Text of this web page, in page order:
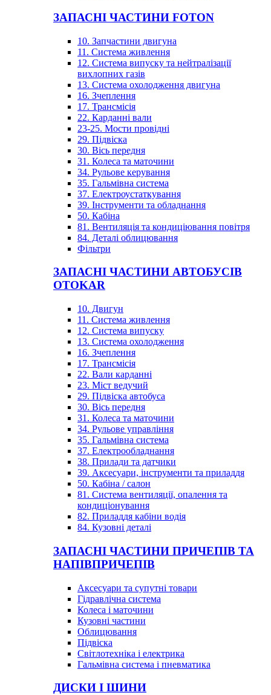
ЗАПАСНІ ЧАСТИНИ FOTON
10. Запчастини двигуна
11. Система живлення
12. Система випуску та нейтралізації
вихлопних газів
13. Система охолодження двигуна
16. Зчеплення
17. Трансмісія
22. Карданні вали
23-25. Мости провідні
29. Підвіска
30. Вісь передня
31. Колеса та маточини
34. Рульове керування
35. Гальмівна система
37. Електроустаткування
39. Інструменти та обладнання
50. Кабіна
81. Вентиляція та кондиціювання повітря
84. Деталі облицювання
Фільтри
ЗАПАСНІ ЧАСТИНИ АВТОБУСІВ
OTOKAR
10. Двигун
11. Система живлення
12. Система випуску
13. Система охолодження
16. Зчеплення
17. Трансмісія
22. Вали карданні
23. Міст ведучий
29. Підвіска автобуса
30. Вісь передня
31. Колеса та маточини
34. Рульове управління
35. Гальмівна система
37. Електрообладнання
38. Прилади та датчики
39. Аксесуари, інструменти та приладдя
50. Кабіна / салон
81. Система вентиляції, опалення та
кондиціонування
82. Приладдя кабіни водія
84. Кузовні деталі
ЗАПАСНІ ЧАСТИНИ ПРИЧЕПІВ ТА
НАПІВПРИЧЕПІВ
Аксесуари та супутні товари
Гідравлічна система
Колеса і маточини
Кузовні частини
Облицювання
Підвіска
Світлотехніка і електрика
Гальмівна система і пневматика
ДИСКИ І ШИНИ